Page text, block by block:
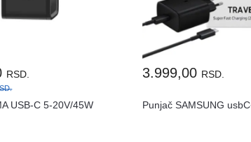
RSD.
USB-C 5-20V/45W
3.999,00 RSD.
Punjač SAMSUNG